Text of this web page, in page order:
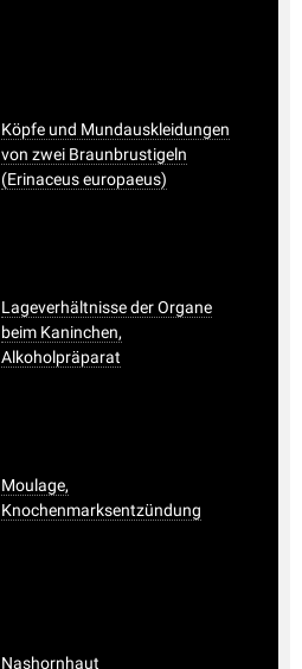
Köpfe und Mundauskleidungen
von zwei Braunbrustigeln
(Erinaceus europaeus)
Lageverhältnisse der Organe
beim Kaninchen,
Alkoholpräparat
Moulage,
Knochenmarksentzündung
Nashornhaut